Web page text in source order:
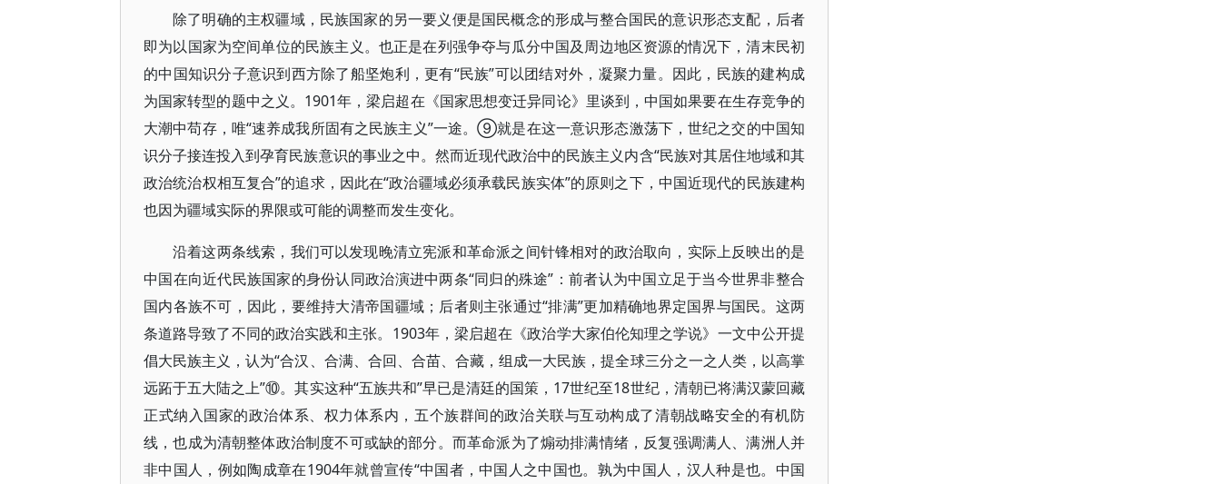
除了明确的主权疆域，民族国家的另一要义便是国民概念的形成与整合国民的意识形态支配，后者
即为以国家为空间单位的民族主义。也正是在列强争夺与瓜分中国及周边地区资源的情况下，清末民初
的中国知识分子意识到西方除了船坚炮利，更有“民族”可以团结对外，凝聚力量。因此，民族的建构成
为国家转型的题中之义。1901年，梁启超在《国家思想变迁异同论》里谈到，中国如果要在生存竞争的
大潮中苟存，唯“速养成我所固有之民族主义”一途。⑨就是在这一意识形态激荡下，世纪之交的中国知
识分子接连投入到孕育民族意识的事业之中。然而近现代政治中的民族主义内含“民族对其居住地域和其
政治统治权相互复合”的追求，因此在“政治疆域必须承载民族实体”的原则之下，中国近现代的民族建构
也因为疆域实际的界限或可能的调整而发生变化。
沿着这两条线索，我们可以发现晚清立宪派和革命派之间针锋相对的政治取向，实际上反映出的是
中国在向近代民族国家的身份认同政治演进中两条“同归的殊途”：前者认为中国立足于当今世界非整合
国内各族不可，因此，要维持大清帝国疆域；后者则主张通过“排满”更加精确地界定国界与国民。这两
条道路导致了不同的政治实践和主张。1903年，梁启超在《政治学大家伯伦知理之学说》一文中公开提
倡大民族主义，认为“合汉、合满、合回、合苗、合藏，组成一大民族，提全球三分之一之人类，以高掌
远跖于五大陆之上”⑩。其实这种“五族共和”早已是清廷的国策，17世纪至18世纪，清朝已将满汉蒙回藏
正式纳入国家的政治体系、权力体系内，五个族群间的政治关联与互动构成了清朝战略安全的有机防
线，也成为清朝整体政治制度不可或缺的部分。而革命派为了煽动排满情绪，反复强调满人、满洲人并
非中国人，例如陶成章在1904年就曾宣传“中国者，中国人之中国也。孰为中国人，汉人种是也。中国